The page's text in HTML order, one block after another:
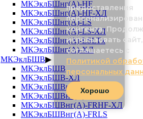
МКЭклБШнг(А)-HF
МКЭклБШнг(А)-HF-ХЛ
МКЭклБШнг(А)-LS
МКЭклБШнг(А)-LS-ХЛ
МКЭклБШнг(А)-LSLTx
МКЭклБШнг(А)-ХЛ
МКЭклБШВ▶
МКЭклБШВ
МКЭклБШВ-ХЛ
МКЭклБШВнг(А)
МКЭклБШВнг(А)-FRHF
МКЭклБШВнг(А)-FRHF-ХЛ
МКЭклБШВнг(А)-FRLS
предоставления
контента.
использовать
соглашаетесь с
Политикой
персональных
Хорошо